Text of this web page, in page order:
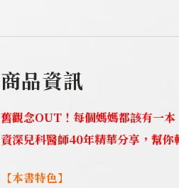
商品資訊
舊觀念OUT！每個媽媽都該有一本
資深兒科醫師40年精華分享，幫你
【本書特色】